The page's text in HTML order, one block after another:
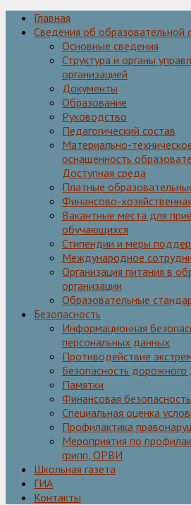
Главная
Сведения об образовательной
Основные сведения
Структура и органы
организацией
Документы
Образование
Руководство
Педагогический состав
Материально-
оснащенность
Доступная среда
Платные
Финансово-
Вакантные места для
обучающихся
Стипендии и меры
Международное
Организация питания в
организации
Образовательные
Безопасность
Информационная
персональных данных
Противодействие
Безопасность дорожного
Памятки
Финансовая безопасность
Специальная оценка
Профилактика
Мероприятия по
грипп, ОРВИ
Школьная газета
ГИА
Контакты